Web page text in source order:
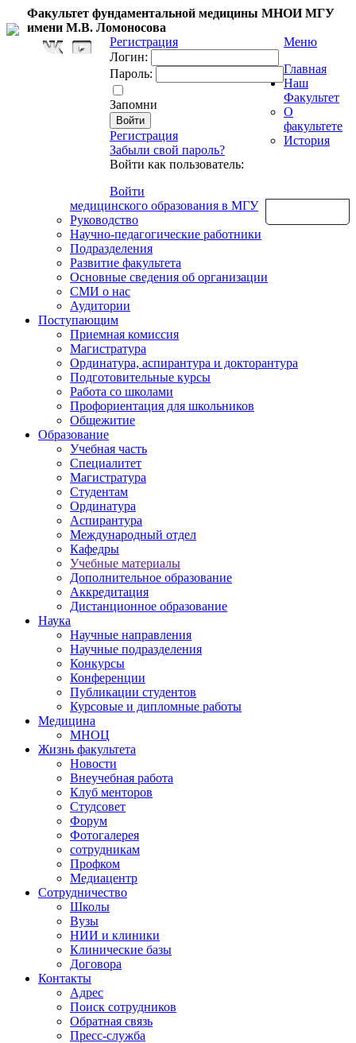
Факультет фундаментальной медицины МНОИ МГУ
имени М.В. Ломоносова
Регистрация
Логин:
Пароль:
Запомни
Регистрация
Забыли свой пароль?
Войти как пользователь:
Войти
Меню
Главная
Наш
Факультет
О
факультете
История
медицинского образования в МГУ
Руководство
Научно-педагогические работники
Подразделения
Развитие факультета
Основные сведения об организации
СМИ о нас
Аудитории
Поступающим
Приемная комиссия
Магистратура
Ординатура, аспирантура и докторантура
Подготовительные курсы
Работа со школами
Профориентация для школьников
Общежитие
Образование
Учебная часть
Специалитет
Магистратура
Студентам
Ординатура
Аспирантура
Международный отдел
Кафедры
Учебные материалы
Дополнительное образование
Аккредитация
Дистанционное образование
Наука
Научные направления
Научные подразделения
Конкурсы
Конференции
Публикации студентов
Курсовые и дипломные работы
Медицина
МНОЦ
Жизнь факультета
Новости
Внеучебная работа
Клуб менторов
Студсовет
Форум
Фотогалерея
сотрудникам
Профком
Медиацентр
Сотрудничество
Школы
Вузы
НИИ и клиники
Клинические базы
Договора
Контакты
Адрес
Поиск сотрудников
Обратная связь
Пресс-служба